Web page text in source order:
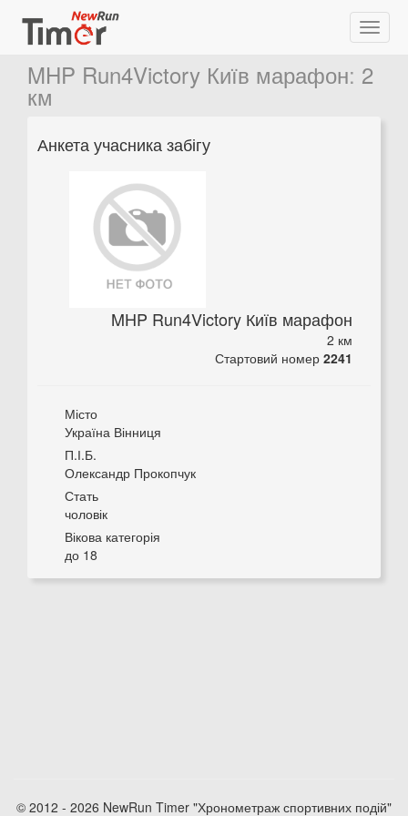
MHP Run4Victory Київ марафон: 2
км
Анкета учасника забігу
MHP Run4Victory Київ марафон
2 км
Стартовий номер 2241
Місто
Україна Вінниця
П.І.Б.
Олександр Прокопчук
Стать
чоловік
Вікова категорія
до 18
© 2012 - 2026 NewRun Timer "Хронометраж спортивних подій"